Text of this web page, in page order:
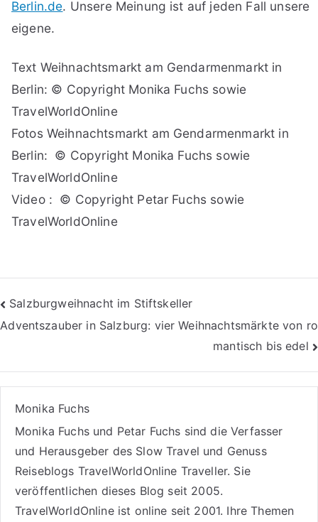
Berlin.de. Unsere Meinung ist auf jeden Fall unsere
eigene.
Text Weihnachtsmarkt am Gendarmenmarkt in
Berlin: © Copyright Monika Fuchs sowie
TravelWorldOnline
Fotos Weihnachtsmarkt am Gendarmenmarkt in
Berlin: © Copyright Monika Fuchs sowie
TravelWorldOnline
Video : © Copyright Petar Fuchs sowie
TravelWorldOnline
Beitragsnavigation
Salzburgweihnacht im Stiftskeller
Adventszauber in Salzburg: vier Weihnachtsmärkte von ro
mantisch bis edel
Monika Fuchs
Monika Fuchs und Petar Fuchs sind die Verfasser
und Herausgeber des Slow Travel und Genuss
Reiseblogs TravelWorldOnline Traveller. Sie
veröffentlichen dieses Blog seit 2005.
TravelWorldOnline ist online seit 2001. Ihre Themen